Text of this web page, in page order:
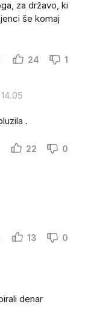
za državo, ki
še komaj
24 1
.
22 0
13 0
denar